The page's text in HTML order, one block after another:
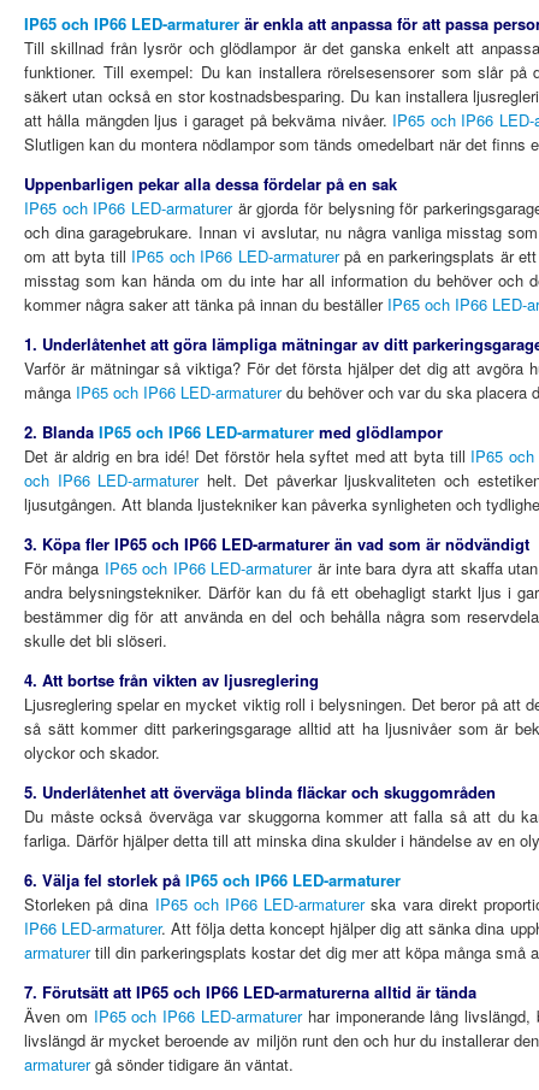
IP65 och IP66 LED-armaturer är enkla att anpassa för att passa
Till skillnad från lysrör och glödlampor är det ganska enkelt att
funktioner. Till exempel: Du kan installera rörelsesensorer som slår på
säkert utan också en stor kostnadsbesparing. Du kan installera
att hålla mängden ljus i garaget på bekväma nivåer. IP65 och IP66 LED-
Slutligen kan du montera nödlampor som tänds omedelbart när det finns
Uppenbarligen pekar alla dessa fördelar på en sak
IP65 och IP66 LED-armaturerär gjorda för belysning för
och dina garagebrukare. Innan vi avslutar, nu några vanliga misstag
om att byta till IP65 och IP66 LED-armaturerpå en parkeringsplats är
misstag som kan hända om du inte har all information du behöver
kommer några saker att tänka på innan du beställer IP65 och IP66 LED-
1. Underlåtenhet att göra lämpliga mätningar av ditt
Varför är mätningar så viktiga? För det första hjälper det dig att
många IP65 och IP66 LED-armaturerdu behöver och var du ska placera
2. Blanda IP65 och IP66 LED-armaturer med glödlampor
Det är aldrig en bra idé! Det förstör hela syftet med att byta till IP65 och
och IP66 LED-armaturerhelt. Det påverkar ljuskvaliteten och
ljusutgången. Att blanda ljustekniker kan påverka synligheten och
3. Köpa fler IP65 och IP66 LED-armaturer än vad som är nödvändigt
För många IP65 och IP66 LED-armaturerär inte bara dyra att skaffa
andra belysningstekniker. Därför kan du få ett obehagligt starkt ljus i
bestämmer dig för att använda en del och behålla några som
skulle det bli slöseri.
4. Att bortse från vikten av ljusreglering
Ljusreglering spelar en mycket viktig roll i belysningen. Det beror på att
så sätt kommer ditt parkeringsgarage alltid att ha ljusnivåer som är
olyckor och skador.
5. Underlåtenhet att överväga blinda fläckar och skuggområden
Du måste också överväga var skuggorna kommer att falla så att du
farliga. Därför hjälper detta till att minska dina skulder i händelse av en
6. Välja fel storlek på IP65 och IP66 LED-armaturer
Storleken på dina IP65 och IP66 LED-armaturerska vara direkt
IP66 LED-armaturer. Att följa detta koncept hjälper dig att sänka dina
armaturertill din parkeringsplats kostar det dig mer att köpa många små
7. Förutsätt att IP65 och IP66 LED-armaturerna alltid är tända
Även om IP65 och IP66 LED-armaturerhar imponerande lång
livslängd är mycket beroende av miljön runt den och hur du installerar
armaturergå sönder tidigare än väntat.